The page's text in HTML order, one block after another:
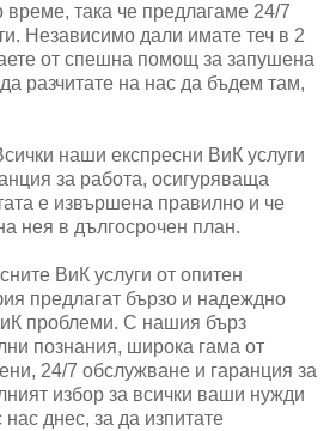
време, така че предлагаме 24/7
Независимо дали имате теч в 2
от спешна помощ за запушена
разчитате на нас да бъдем там,
наши експресни ВиК услуги
за работа, осигуряваща
е извършена правилно и че
нея в дългосрочен план.
ВиК услуги от опитен
предлагат бързо и надеждно
проблеми. С нашия бърз
познания, широка гама от
24/7 обслужване и гаранция за
избор за всички ваши нужди
днес, за да изпитате